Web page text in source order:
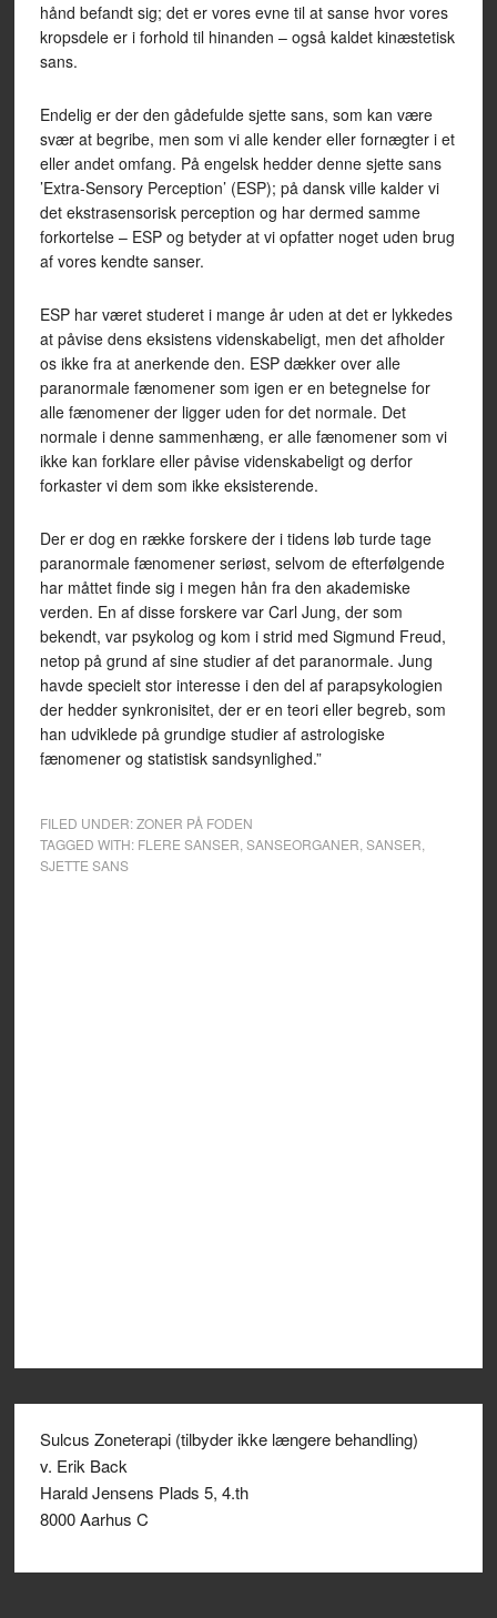
hånd befandt sig; det er vores evne til at sanse hvor vores
kropsdele er i forhold til hinanden – også kaldet kinæstetisk
sans.
Endelig er der den gådefulde sjette sans, som kan være
svær at begribe, men som vi alle kender eller fornægter i et
eller andet omfang. På engelsk hedder denne sjette sans
’Extra-Sensory Perception’ (ESP); på dansk ville kalder vi
det ekstrasensorisk perception og har dermed samme
forkortelse – ESP og betyder at vi opfatter noget uden brug
af vores kendte sanser.
ESP har været studeret i mange år uden at det er lykkedes
at påvise dens eksistens videnskabeligt, men det afholder
os ikke fra at anerkende den. ESP dækker over alle
paranormale fænomener som igen er en betegnelse for
alle fænomener der ligger uden for det normale. Det
normale i denne sammenhæng, er alle fænomener som vi
ikke kan forklare eller påvise videnskabeligt og derfor
forkaster vi dem som ikke eksisterende.
Der er dog en række forskere der i tidens løb turde tage
paranormale fænomener seriøst, selvom de efterfølgende
har måttet finde sig i megen hån fra den akademiske
verden. En af disse forskere var Carl Jung, der som
bekendt, var psykolog og kom i strid med Sigmund Freud,
netop på grund af sine studier af det paranormale. Jung
havde specielt stor interesse i den del af parapsykologien
der hedder synkronisitet, der er en teori eller begreb, som
han udviklede på grundige studier af astrologiske
fænomener og statistisk sandsynlighed.”
FILED UNDER:ZONER PÅ FODEN
TAGGED WITH: FLERE SANSER SANSEORGANER SANSER
SJETTE SANS
Sulcus Zoneterapi (tilbyder ikke længere behandling)
v. Erik Back
Harald Jensens Plads 5, 4.th
8000 Aarhus C